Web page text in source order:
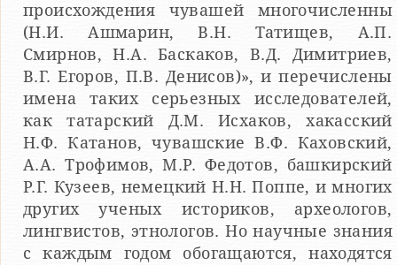
происхождения чувашей многочисленны
(Н.И. Ашмарин, В.Н. Татищев, А.П.
Смирнов, Н.А. Баскаков, В.Д. Димитриев,
В.Г. Егоров, П.В. Денисов)», и перечислены
имена таких серьезных исследователей,
как татарский Д.М. Исхаков, хакасский
Н.Ф. Катанов, чувашские В.Ф. Каховский,
А.А. Трофимов, М.Р. Федотов, башкирский
Р.Г. Кузеев, немецкий Н.Н. Поппе, и многих
других ученых историков, археологов,
лингвистов, этнологов. Но научные знания
с каждым годом обогащаются, находятся